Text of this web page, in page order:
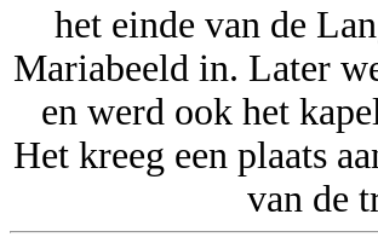
het einde van de
Mariabeeld in. Later
en werd ook het
Het kreeg een plaats
van de